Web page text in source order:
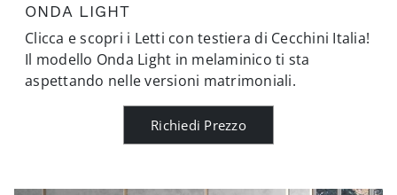
ONDA LIGHT
Clicca e scopri i Letti con testiera di Cecchini Italia!
Il modello Onda Light in melaminico ti sta
aspettando nelle versioni matrimoniali.
Richiedi Prezzo